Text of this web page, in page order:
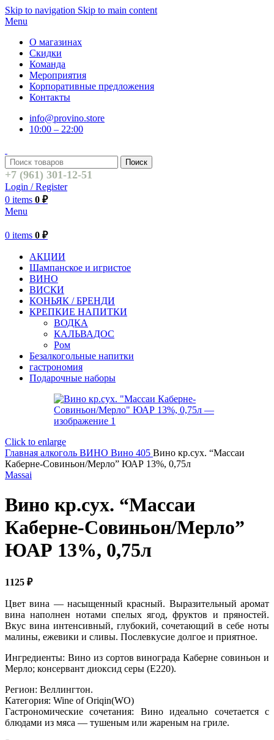
Skip to navigation Skip to main content
Menu
О магазинах
Скидки
Команда
Мероприятия
Корпоративные предложения
Контакты
info@provino.store
10:00 – 22:00
Поиск
+7 (961) 301-12-51
Login / Register
0 items 0 ₽
Menu
0 items 0 ₽
АКЦИИ
Шампанское и игристое
ВИНО
ВИСКИ
КОНЬЯК / БРЕНДИ
КРЕПКИЕ НАПИТКИ
ВОДКА
КАЛЬВАДОС
Ром
Безалкогольные напитки
гастрономия
Подарочные наборы
Click to enlarge
Главная алкоголь ВИНО Вино 405 Вино кр.сух. “Массаи
Каберне-Совиньон/Мерло” ЮАР 13%, 0,75л
Massai
Вино кр.сух. “Массаи
Каберне-Совиньон/Мерло”
ЮАР 13%, 0,75л
1125 ₽
Цвет вина — насыщенный красный. Выразительный аромат
вина наполнен нотами спелых ягод, фруктов и пряностей.
Вкус вина интенсивный, глубокий, сочетающий в себе ноты
малины, ежевики и сливы. Послевкусие долгое и приятное.
Ингредиенты: Вино из сортов винограда Каберне совиньон и
Мерло; консервант диоксид серы (Е220).
Регион: Веллингтон.
Категория: Wine of Oriqin(WO)
Гастрономические сочетания: Вино идеально сочетается с
блюдами из мяса — тушеным или жареным на гриле.